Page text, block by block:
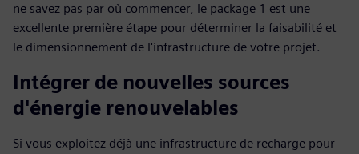
ne savez pas par où commencer, le package 1 est une
excellente première étape pour déterminer la faisabilité et
le dimensionnement de l'infrastructure de votre projet.
Intégrer de nouvelles sources
d'énergie renouvelables
Si vous exploitez déjà une infrastructure de recharge pour